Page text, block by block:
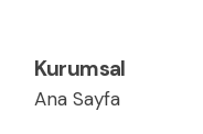
Kurumsal
Ana Sayfa